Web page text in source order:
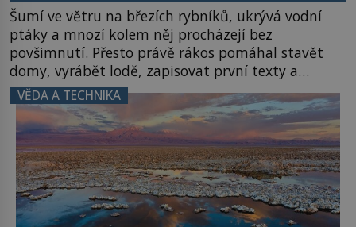
Šumí ve větru na březích rybníků, ukrývá vodní
ptáky a mnozí kolem něj procházejí bez
povšimnutí. Přesto právě rákos pomáhal stavět
domy, vyrábět lodě, zapisovat první texty a
inspiroval řadu pověstí. Tato skromná, ale
užitečná rostlina provází člověka už tisíce let.
Většina lidí vnímá rákos jen jako obyčejnou kulisu
letního koupání. Stačí se však podívat […]
VĚDA A TECHNIKA